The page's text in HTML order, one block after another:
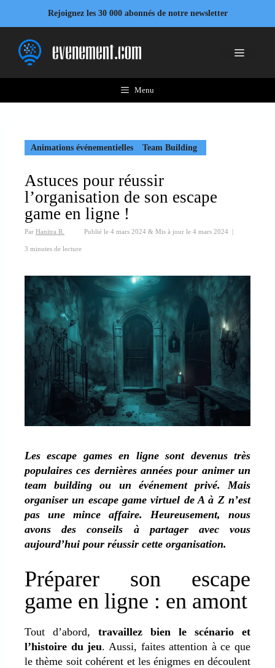
contenu
Rejoignez les 30 000 abonnés de notre newsletter
Menu
Menu
Animations événementielles Team Building
Astuces pour réussir
l’organisation de son escape
game en ligne !
Par Hanitra R. Publié le 4 mars 2024 & Mis à jour le 4 mars 2024 |
3 minutes de lecture
Les escape games en ligne sont devenus très
populaires ces dernières années pour animer un
team building ou un événement privé. Mais
organiser un escape game virtuel de A à Z n’est
pas une mince affaire. Heureusement, nous
avons des conseils à partager avec vous
aujourd’hui pour réussir cette organisation.
Préparer son escape
game en ligne : en amont
Tout d’abord, travaillez bien le scénario et
l’histoire du jeu. Aussi, faites attention à ce que
le thème soit cohérent et les énigmes en découlent